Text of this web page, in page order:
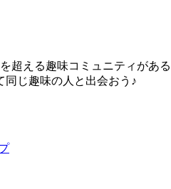
超える趣味コミュニティがある
同じ趣味の人と出会おう♪